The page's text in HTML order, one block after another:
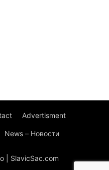
Advertisment
News – Новости
| SlavicSac.com